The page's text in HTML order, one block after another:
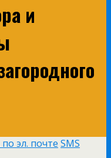
и
эл. почте SMS